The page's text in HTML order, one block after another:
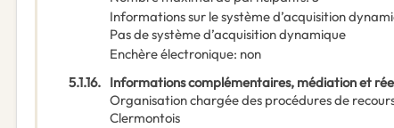
Informations sur le système d’acquisition
Pas de système d’acquisition dynamique
Enchère électronique: non
5.1.16. Informations complémentaires, médiation et
Organisation chargée des procédures de
Clermontois